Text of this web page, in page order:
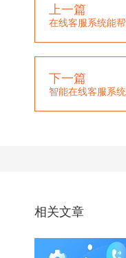
上一篇
在线客服系统能
下一篇
智能在线客服系
相关文章